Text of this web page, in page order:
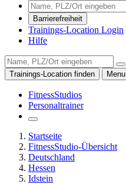
Barrierefreiheit
Trainings-Location Login
Hilfe
Trainings-Location finden
Menu
FitnessStudios
Personaltrainer
Startseite
FitnessStudio-Übersicht
Deutschland
Hessen
Idstein